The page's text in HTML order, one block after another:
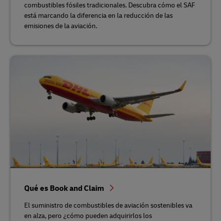
combustibles fósiles tradicionales. Descubra cómo el SAF
está marcando la diferencia en la reducción de las
emisiones de la aviación.
Qué es Book and Claim
El suministro de combustibles de aviación sostenibles va
en alza, pero ¿cómo pueden adquirirlos los